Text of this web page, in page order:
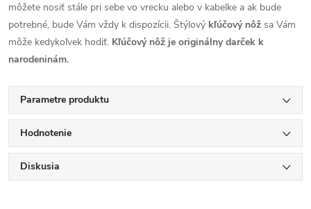
môžete nosiť stále pri sebe vo vrecku alebo v kabelke a ak bude
potrebné, bude Vám vždy k dispozícii. Štýlový kľúčový nôž sa Vám
môže kedykoľvek hodiť. Kľúčový nôž je originálny darček k
narodeninám.
Parametre produktu
Hodnotenie
Diskusia